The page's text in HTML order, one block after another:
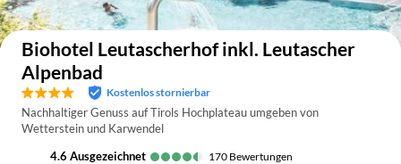
Auf der Karte anzeigen
Biohotel Leutascherhof inkl. Leutascher
Alpenbad
Kostenlos stornierbar
Nachhaltiger Genuss auf Tirols Hochplateau umgeben von
Wetterstein und Karwendel
4.6
ausgezeichnet 170 Bewertungen